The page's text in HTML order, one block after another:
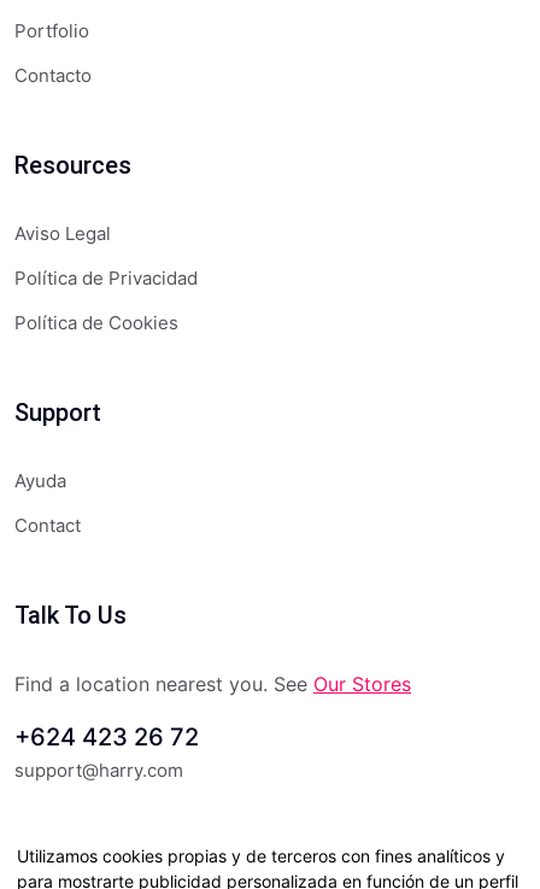
Portfolio
Contacto
Resources
Aviso Legal
Política de Privacidad
Política de Cookies
Support
Ayuda
Contact
Talk To Us
Find a location nearest you. See Our Stores
+624 423 26 72
support@harry.com
Utilizamos cookies propias y de terceros con fines analíticos y
para mostrarte publicidad personalizada en función de un perfil